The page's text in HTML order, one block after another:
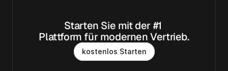
Starten Sie mit der #1
Plattform für modernen Vertrieb.
kostenlos Starten